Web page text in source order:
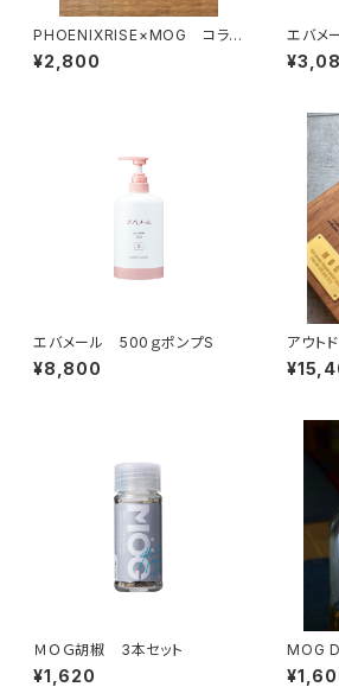
PHOENIXRISE×MOG コラ
ボ刺繍ワッペン
¥2,800
エバメ
ェル
エバメール 500ｇポンプS
¥8,800
アウト
クボー
ールナッ
ＭＯＧ胡椒 3本セット
¥1,620
MOG